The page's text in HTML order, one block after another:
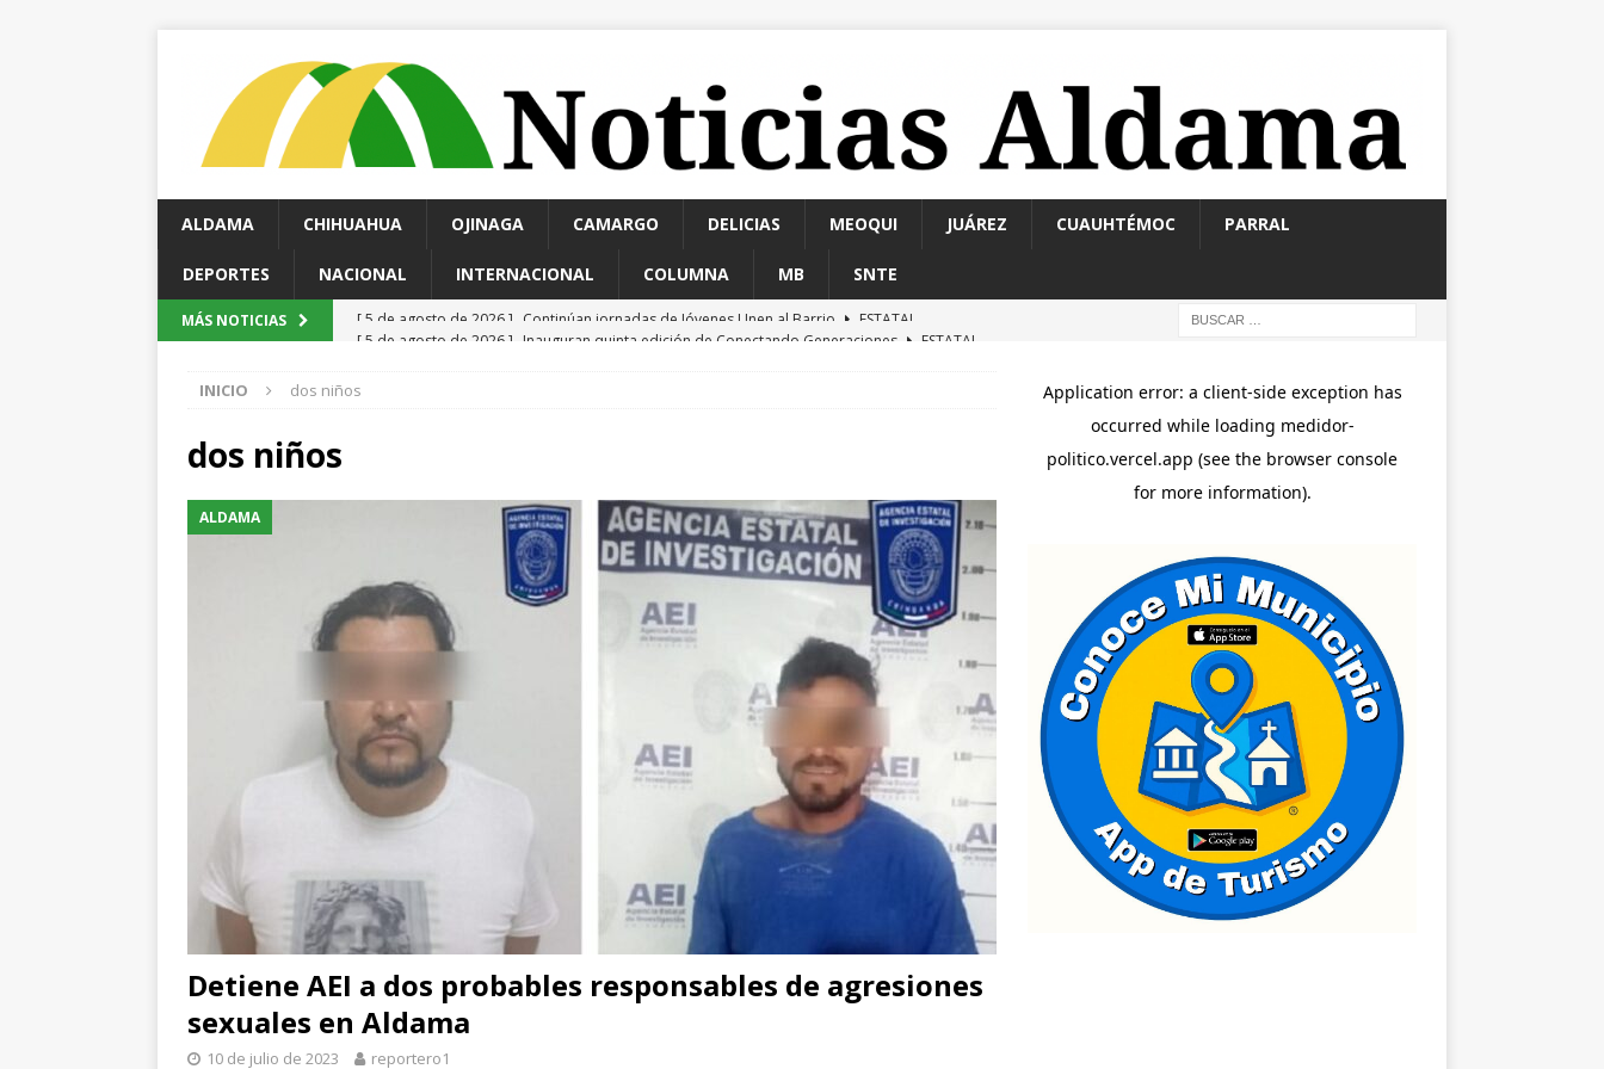
ALDAMA CHIHUAHUA OJINAGA CAMARGO DELICIAS MEOQUI JUÁREZ CUAUHTÉMOC PARRAL
DEPORTES NACIONAL INTERNACIONAL COLUMNA MB SNTE
MÁS NOTICIAS [ 5 de agosto de 2026 ] Inauguran quinta edición de Conectando Generaciones
[ 5 de agosto de 2026 ]
ESTATAL
[ 5 de agosto de 2026 ] Exceso de velocidad provoca choque y deja dos mujeres
lesionadas
ESTATAL
[ 5 de agosto de 2026 ]
Entrega Marco Bonilla rehabilitación del parque Mármol III en
CHIHUAHUA MARCO BONILLA
[ 5 de agosto de 2026 ]
Continúan jornadas de Jóvenes Unen al Barrio
INICIO dos niños
dos niños
ALDAMA
Detiene AEI a dos probables responsables de agresiones
sexuales en Aldama
10 de julio de 2023 reportero1